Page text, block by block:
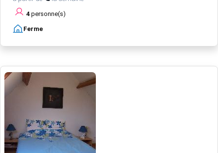
4 personne(s)
Ferme